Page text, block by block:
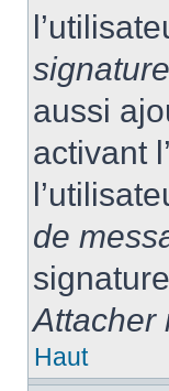
signature
aussi
activant
de
Attacher
Haut